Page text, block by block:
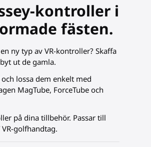
kontroller i
fästen.
ny typ av VR-kontroller? Skaffa
ut de gamla.
lossa dem enkelt med
MagTube, ForceTube och
på dina tillbehör. Passar till
golfhandtag.